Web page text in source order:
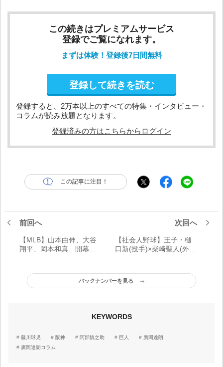
この続きはプレミアムサービス
登録でご覧になれます。
まずは体験！登録後7日間無料
登録して続きを読む
登録すると、2万本以上のすべての特集・インタビュー・
コラムが読み放題となります。
登録済みの方はこちらからログイン
この記事に注目！
前回へ
【MLB】山本由伸、大谷
翔平、岡本和真 開幕へ
投打で結果を残した日本
人選手たち
次回へ
【社会人野球】王子・樋
口新(投手)×柴崎聖人(外野
る勝負の2年目
バックナンバーを見る
KEYWORDS
藤川球児 阪神 阿部慎之助 巨人
廣岡達朗
廣岡達朗コラム